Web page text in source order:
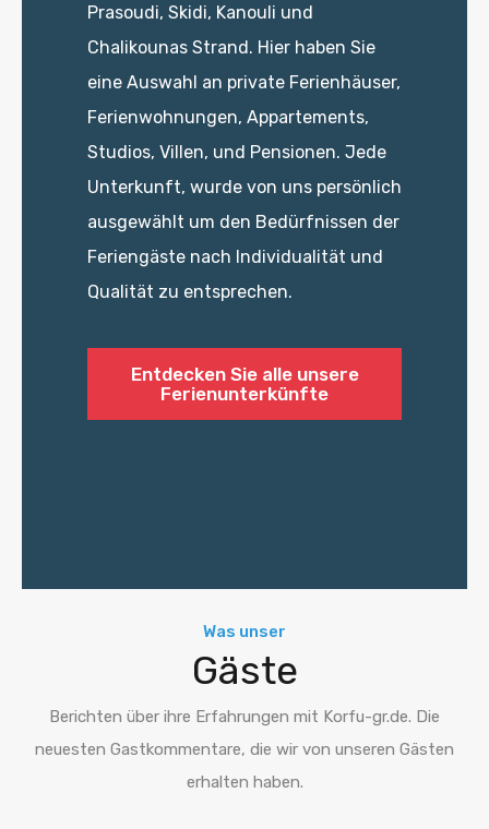
Prasoudi, Skidi, Kanouli und
Chalikounas Strand. Hier haben Sie
eine Auswahl an private Ferienhäuser,
Ferienwohnungen, Appartements,
Studios, Villen, und Pensionen. Jede
Unterkunft, wurde von uns persönlich
ausgewählt um den Bedürfnissen der
Feriengäste nach Individualität und
Qualität zu entsprechen.
Entdecken Sie alle unsere
Ferienunterkünfte
Was unser
Gäste
Berichten über ihre Erfahrungen mit Korfu-gr.de. Die
neuesten Gastkommentare, die wir von unseren Gästen
erhalten haben.